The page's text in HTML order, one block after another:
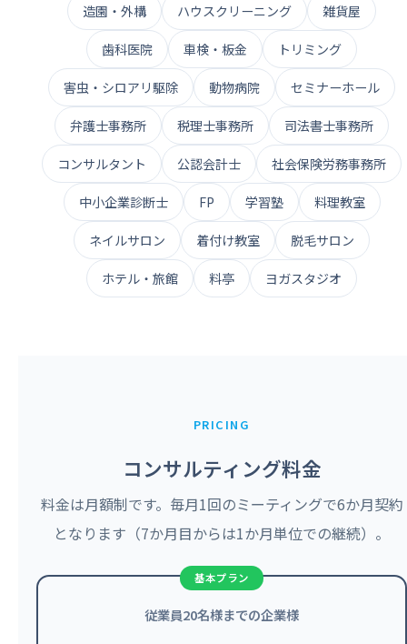
造園・外構 ハウスクリーニング 雑貨屋
歯科医院 車検・板金 トリミング
害虫・シロアリ駆除 動物病院 セミナーホール
弁護士事務所 税理士事務所 司法書士事務所
コンサルタント 公認会計士 社会保険労務事務所
中小企業診断士 FP 学習塾 料理教室
ネイルサロン 着付け教室 脱毛サロン
ホテル・旅館 料亭 ヨガスタジオ
PRICING
コンサルティング料金
料金は月額制です。毎月1回のミーティングで6か月契約
となります（7か月目からは1か月単位での継続）。
従業員20名様までの企業様